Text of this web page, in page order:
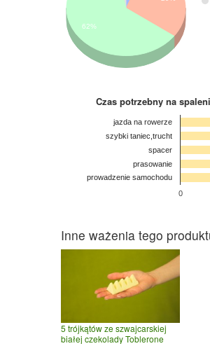
62%
Czas potrzebny na
0
jazda na rowerze
szybki taniec,trucht
spacer
prasowanie
prowadzenie samochodu
Inne ważenia tego
5 trójkątów ze szwajcarskiej
białej czekolady Toblerone